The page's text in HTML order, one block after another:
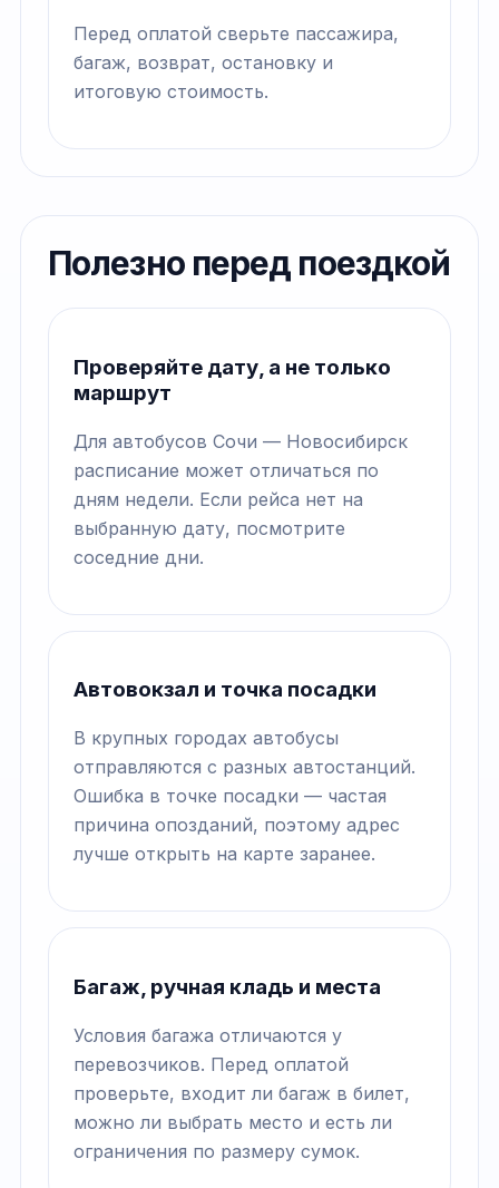
Перед оплатой сверьте пассажира,
багаж, возврат, остановку и
итоговую стоимость.
Полезно перед поездкой
Проверяйте дату, а не только
маршрут
Для автобусов Сочи — Новосибирск
расписание может отличаться по
дням недели. Если рейса нет на
выбранную дату, посмотрите
соседние дни.
Автовокзал и точка посадки
В крупных городах автобусы
отправляются с разных автостанций.
Ошибка в точке посадки — частая
причина опозданий, поэтому адрес
лучше открыть на карте заранее.
Багаж, ручная кладь и места
Условия багажа отличаются у
перевозчиков. Перед оплатой
проверьте, входит ли багаж в билет,
можно ли выбрать место и есть ли
ограничения по размеру сумок.